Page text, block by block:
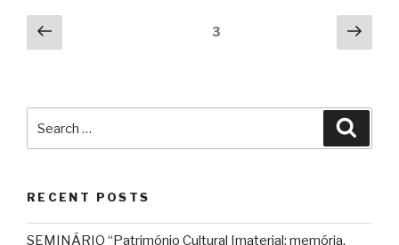
Posts
pagination
Previous
page
Page3
Next
for:
RECENT POSTS
SEMINÁRIO “Património Cultural Imaterial: memória,